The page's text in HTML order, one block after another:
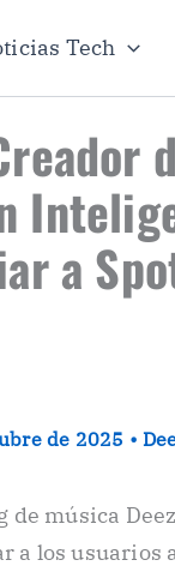
Tech
a
de 2025 •
música
los usuarios